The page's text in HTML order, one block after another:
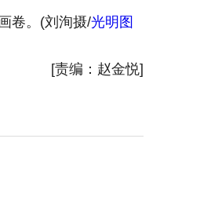
卷。(刘洵摄/光明图
[责编：赵金悦]